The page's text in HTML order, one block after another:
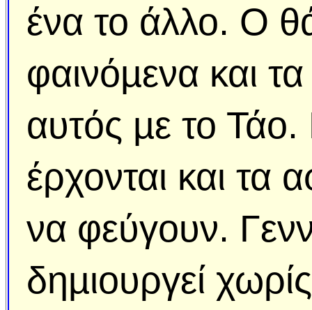
ένα το άλλο. Ο
φαινόµενα και
αυτός µε το Τάο.
έρχονται και τα
να φεύγουν.
δηµιουργεί